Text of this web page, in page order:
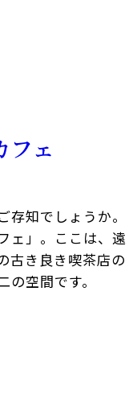
フェ
知でしょうか。
ェ」。ここは、遠
古き良き喫茶店の
空間です。